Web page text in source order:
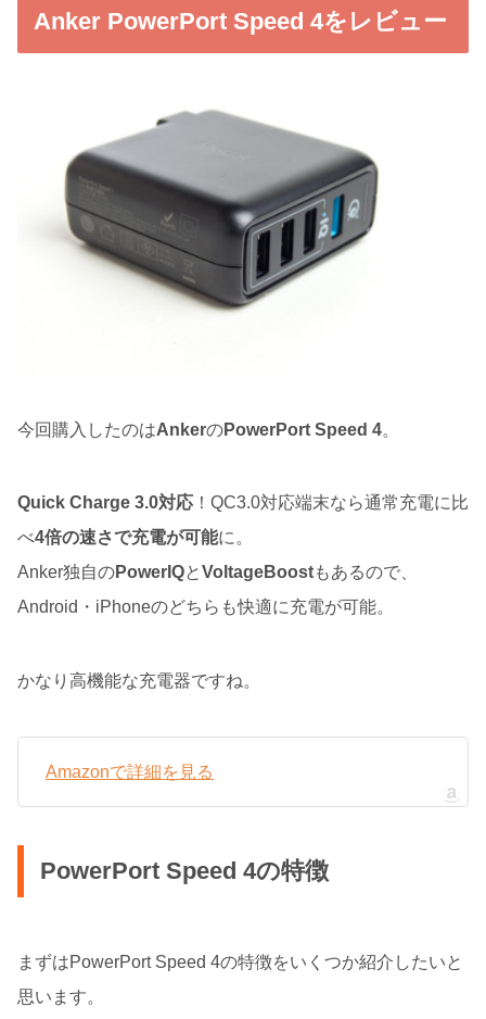
Anker PowerPort Speed 4をレビュー
今回購入したのはAnkerのPowerPort Speed 4。
Quick Charge 3.0対応 ！QC3.0対応端末なら通常充電に比
べ4倍の速さで充電が可能に。
Anker独自のPowerIQとVoltageBoostもあるので、
Android・iPhoneのどちらも快適に充電が可能。
かなり高機能な充電器ですね。
Amazonで詳細を見る
PowerPort Speed 4の特徴
まずはPowerPort Speed 4の特徴をいくつか紹介したいと
思います。